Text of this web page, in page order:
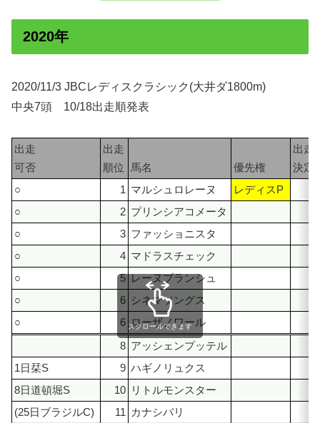
2020年
2020/11/3 JBCレディスクラシック(大井ダ1800m)
中央7頭 10/18出走順発表
出走
可否
出走
順位
馬名 優先権
出走
決定
○
1 マルシュロレーヌ レディスP
○
2 プリンシアコメータ
○
3 ファッショニスタ
○
4 マドラスチェック
○
5 レーヌブランシュ
○
6 シネマソングス
○
6 ローザノワール
8 アッシェンプッテル
1日栞S
9 ハギノリュクス
8日道頓堀S
10 リトルモンスター
(25日ブラジルC)
11 カナシバリ
スクロールできます